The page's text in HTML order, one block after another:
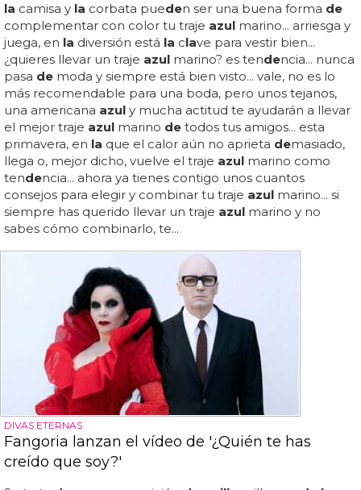
la camisa y la corbata pueden ser una buena forma de
complementar con color tu traje azul marino... arriesga y
juega, en la diversión está la clave para vestir bien...
¿quieres llevar un traje azul marino? es tendencia... nunca
pasa de moda y siempre está bien visto... vale, no es lo
más recomendable para una boda, pero unos tejanos,
una americana azul y mucha actitud te ayudarán a llevar
el mejor traje azul marino de todos tus amigos... esta
primavera, en la que el calor aún no aprieta demasiado,
llega o, mejor dicho, vuelve el traje azul marino como
tendencia... ahora ya tienes contigo unos cuantos
consejos para elegir y combinar tu traje azul marino... si
siempre has querido llevar un traje azul marino y no
sabes cómo combinarlo, te...
DIVAS ETERNAS
Fangoria lanzan el vídeo de '¿Quién te has
creído que soy?'